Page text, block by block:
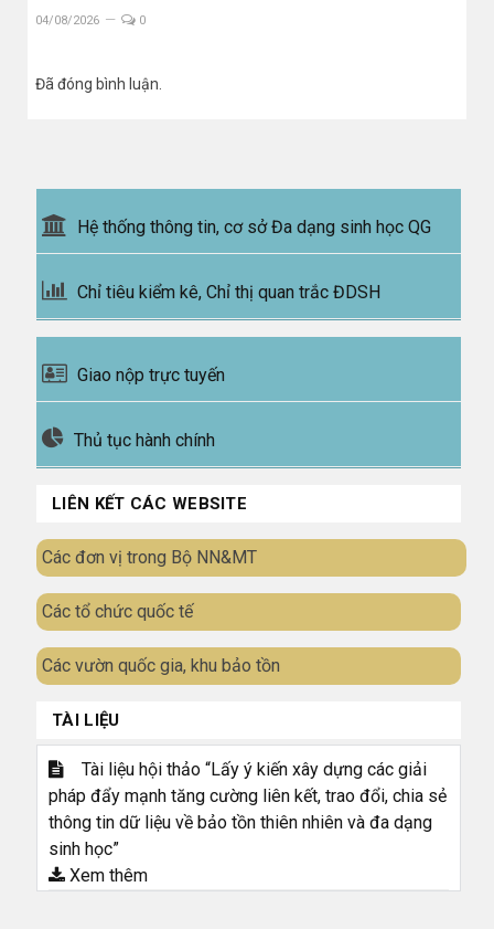
04/08/2026 0
Đã đóng bình luận.
Hệ thống thông tin, cơ sở Đa dạng sinh học QG
Chỉ tiêu kiểm kê, Chỉ thị quan trắc ĐDSH
Giao nộp trực tuyến
Thủ tục hành chính
LIÊN KẾT CÁC WEBSITE
Các đơn vị trong Bộ NN&MT
Các tổ chức quốc tế
Các vườn quốc gia, khu bảo tồn
TÀI LIỆU
Tài liệu hội thảo “Lấy ý kiến xây dựng các giải
pháp đẩy mạnh tăng cường liên kết, trao đổi, chia sẻ
thông tin dữ liệu về bảo tồn thiên nhiên và đa dạng
sinh học”
Xem thêm